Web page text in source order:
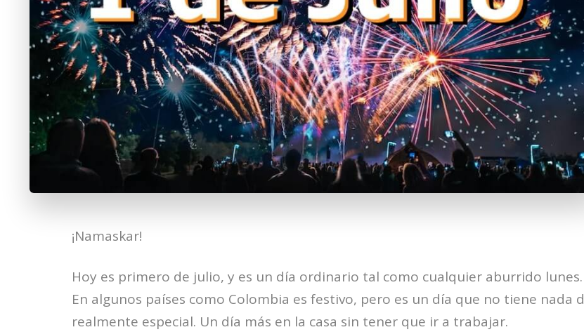
¡Namaskar!
Hoy es primero de julio, y es un día ordinario tal como cualquier aburrido lunes.
En algunos países como Colombia es festivo, pero es un día que no tiene nada
realmente especial. Un día más en la casa sin tener que ir a trabajar.